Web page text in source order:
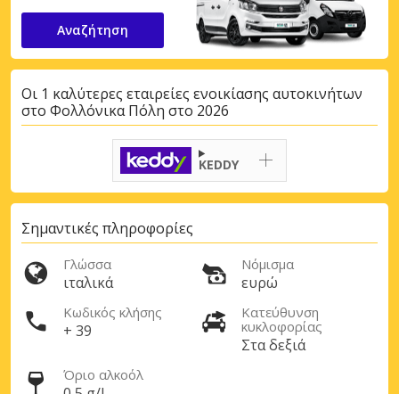
Αναζήτηση
Οι 1 καλύτερες εταιρείες ενοικίασης αυτοκινήτων
στο Φολλόνικα Πόλη στο 2026
KEDDY
Σημαντικές πληροφορίες
Γλώσσα
ιταλικά
Νόμισμα
ευρώ
Κωδικός κλήσης
+ 39
Κατεύθυνση
κυκλοφορίας
Στα δεξιά
Όριο αλκοόλ